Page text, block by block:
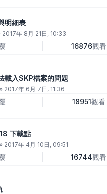
明細表
2017年 8月 21日, 10:33
16876觀看
入SKP檔案的問題
2017年 6月 7日, 11:36
18951觀看
下載點
2017年 4月 10日, 09:51
16744觀看